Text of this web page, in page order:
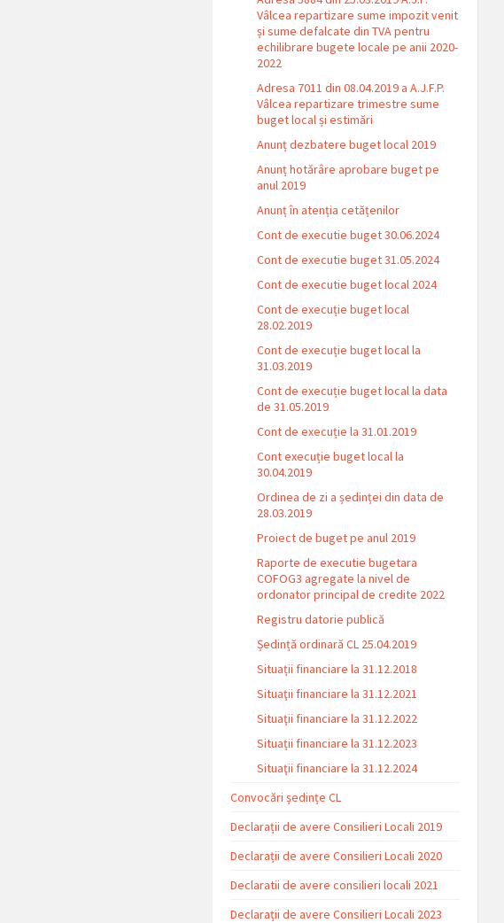
Vâlcea repartizare sume impozit venit
și sume defalcate din TVA pentru
echilibrare bugete locale pe anii 2020-
2022
Adresa 7011 din 08.04.2019 a A.J.F.P.
Vâlcea repartizare trimestre sume
buget local și estimări
Anunț dezbatere buget local 2019
Anunț hotărâre aprobare buget pe
anul 2019
Anunț în atenția cetățenilor
Cont de executie buget 30.06.2024
Cont de executie buget 31.05.2024
Cont de executie buget local 2024
Cont de execuție buget local
28.02.2019
Cont de execuție buget local la
31.03.2019
Cont de execuție buget local la data
de 31.05.2019
Cont de execuție la 31.01.2019
Cont execuție buget local la
30.04.2019
Ordinea de zi a ședinței din data de
28.03.2019
Proiect de buget pe anul 2019
Raporte de executie bugetara
COFOG3 agregate la nivel de
ordonator principal de credite 2022
Registru datorie publică
Ședință ordinară CL 25.04.2019
Situații financiare la 31.12.2018
Situaţii financiare la 31.12.2021
Situaţii financiare la 31.12.2022
Situații financiare la 31.12.2023
Situaţii financiare la 31.12.2024
Convocări ședințe CL
Declarații de avere Consilieri Locali 2019
Declarații de avere Consilieri Locali 2020
Declaratii de avere consilieri locali 2021
Declarații de avere Consilieri Locali 2023